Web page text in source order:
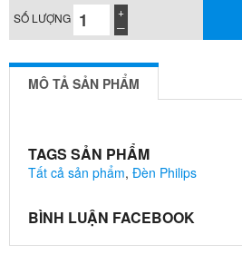
SỐ LƯỢNG
MÔ TẢ SẢN PHẨM
TAGS SẢN PHẨM
Tất cả sản phẩm, Đèn Philips
BÌNH LUẬN FACEBOOK